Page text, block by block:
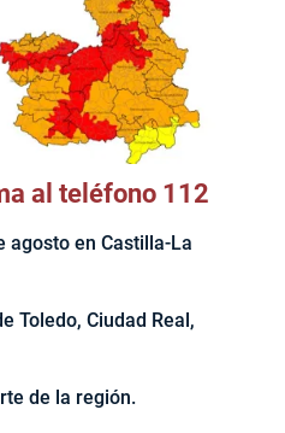
al teléfono 112
agosto en Castilla-La
Toledo, Ciudad Real,
de la región.